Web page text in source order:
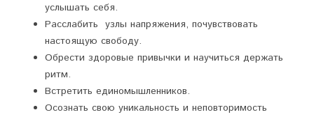
услышать себя.
Расслабить узлы напряжения, почувствовать
настоящую свободу.
Обрести здоровые привычки и научиться держать
ритм.
Встретить единомышленников.
Осознать свою уникальность и неповторимость